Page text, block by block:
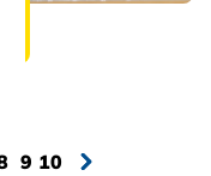
9 10